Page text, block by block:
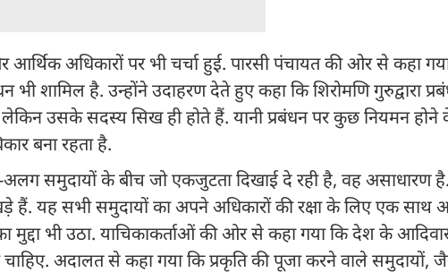
अधिकारों पर भी चर्चा हुई. पारसी पंचायत की ओर से कहा गया
भी शामिल है. उन्होंने उदाहरण देते हुए कहा कि शिरोमणि गुरुद्वारा
उसके सदस्य सिख ही होते हैं. यानी प्रबंधन पर कुछ नियमन
बना रहता है.
समुदायों के बीच जो एकजुटता दिखाई दे रही है, वह असाधारण
हैं. यह सभी समुदायों का अपने अधिकारों की रक्षा के लिए एक साथ
मुद्दा भी उठा. याचिकाकर्ताओं की ओर से कहा गया कि देश के
चाहिए. अदालत से कहा गया कि प्रकृति की पूजा करने वाले समुदायों,